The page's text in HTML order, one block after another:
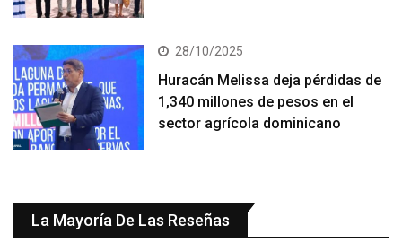
28/10/2025
Huracán Melissa deja pérdidas de
1,340 millones de pesos en el
sector agrícola dominicano
La Mayoría De Las Reseñas